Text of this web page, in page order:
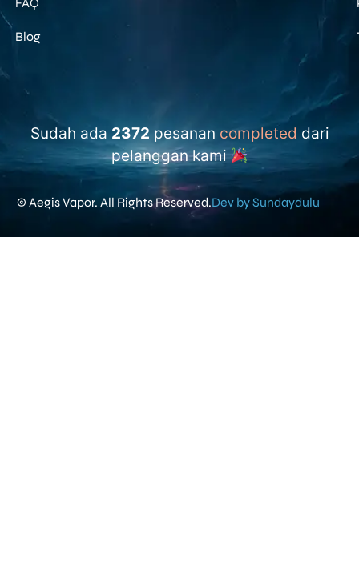
Blog
Sudah ada 2372 pesanan completed dari
pelanggan kami
© Aegis Vapor. All Rights Reserved.Dev by Sundaydulu